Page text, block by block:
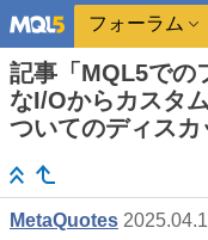
フォーラム
記事「MQL5での
なI/Oからカスタ
ついてのディスカ
MetaQuotes